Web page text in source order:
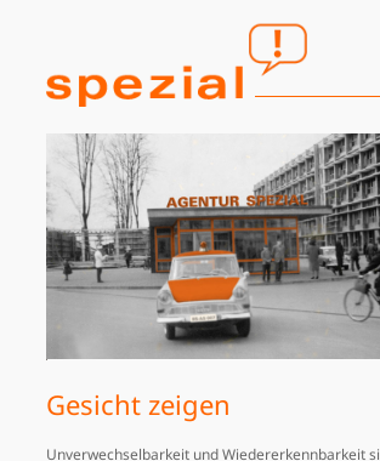
agentur spezial
Leistungen
Arbeitsproben
Pinnwand
Gesicht zeigen
Unverwechselbarkeit und Wiedererkennbarkeit